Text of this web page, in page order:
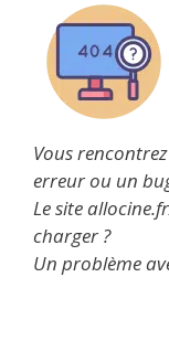
Vous
erreur ou un
Le site
charger ?
Un problème